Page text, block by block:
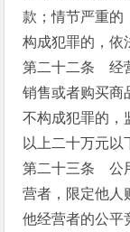
款；情节严重的
构成犯罪的，依
第二十二条 经
销售或者购买商
不构成犯罪的，
以上二十万元以
第二十三条 公
营者，限定他人
他经营者的公平